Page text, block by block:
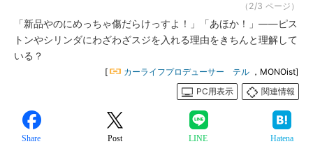
（2/3 ページ）
「新品やのにめっちゃ傷だらけっすよ！」「あほか！」――ピス
トンやシリンダにわざわざスジを入れる理由をきちんと理解して
いる？
[ カーライフプロデューサー テル ，MONOist]
PC用表示
関連情報
Share Post LINE Hatena